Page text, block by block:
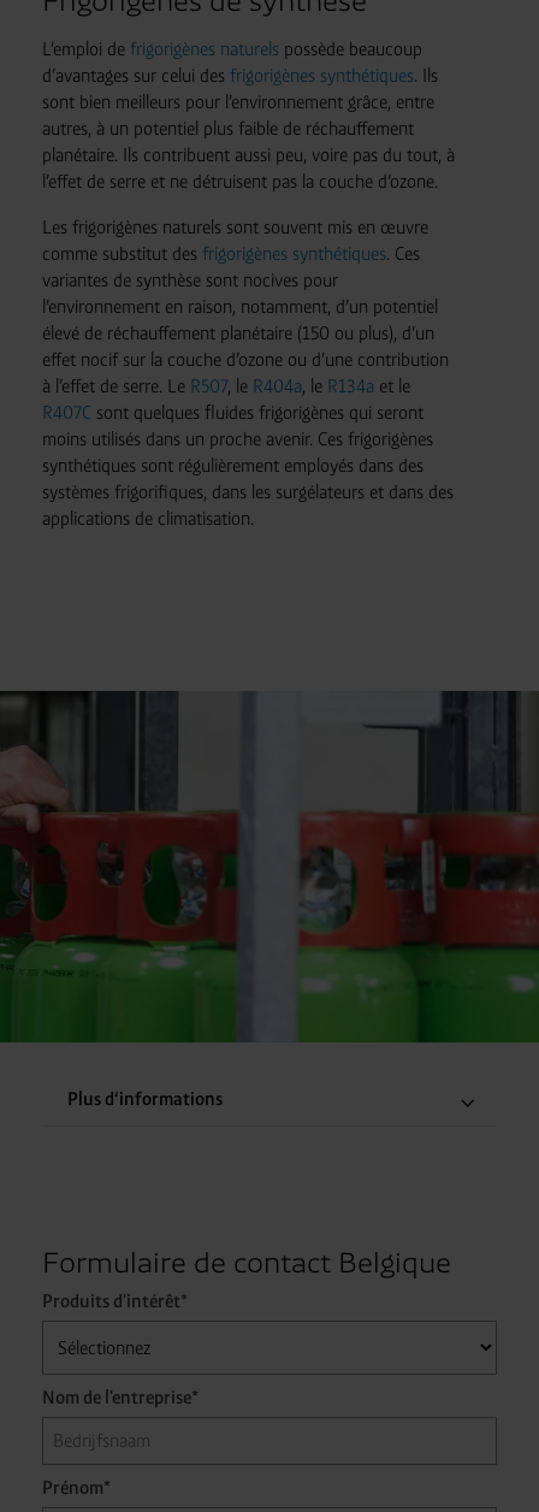
L’emploi de frigorigènes naturelspossède beaucoup
d’avantages sur celui des frigorigènes synthétiques. Ils
sont bien meilleurs pour l’environnement grâce, entre
autres, à un potentiel plus faible de réchauffement
planétaire. Ils contribuent aussi peu, voire pas du tout, à
l’effet de serre et ne détruisent pas la couche d’ozone.
Les frigorigènes naturels sont souvent mis en œuvre
comme substitut des frigorigènes synthétiques. Ces
variantes de synthèse sont nocives pour
l’environnement en raison, notamment, d’un potentiel
élevé de réchauffement planétaire (150 ou plus), d’un
effet nocif sur la couche d’ozone ou d’une contribution
à l’effet de serre. Le R507, le R404a, le R134a et le
R407Csont quelques fluides frigorigènes qui seront
moins utilisés dans un proche avenir. Ces frigorigènes
synthétiques sont régulièrement employés dans des
systèmes frigorifiques, dans les surgélateurs et dans des
applications de climatisation.
Plus d‘informations
élevée
R-290, R600a, R-
Formulaire de contact Belgique
Produits d'intérêt*
Nom de l'entreprise*
Prénom*